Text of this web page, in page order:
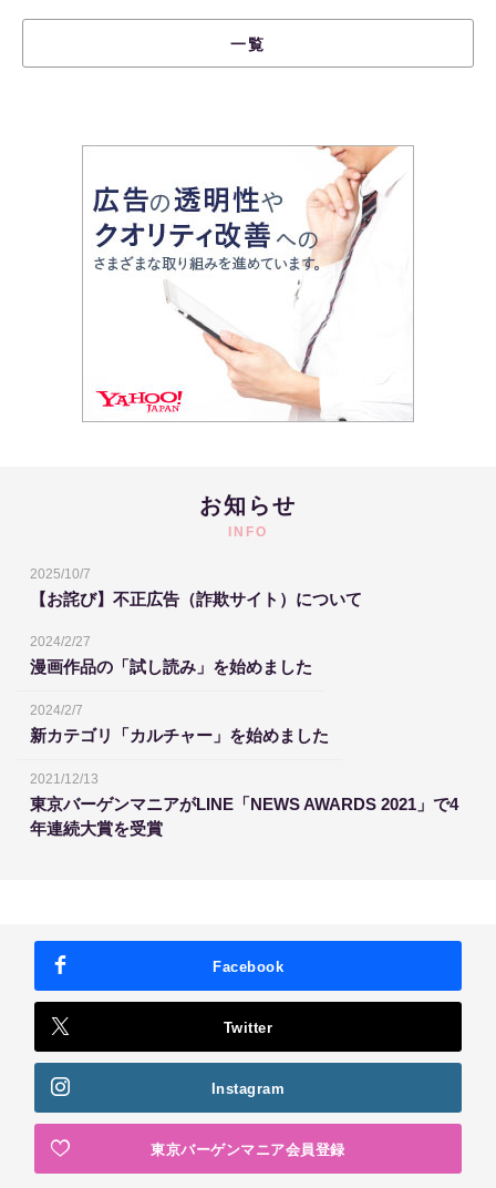
一覧
お知らせ
INFO
2025/10/7
【お詫び】不正広告（詐欺サイト）について
2024/2/27
漫画作品の「試し読み」を始めました
2024/2/7
新カテゴリ「カルチャー」を始めました
2021/12/13
東京バーゲンマニアがLINE「NEWS AWARDS 2021」で4
年連続大賞を受賞
Facebook
Twitter
Instagram
東京バーゲンマニア会員登録